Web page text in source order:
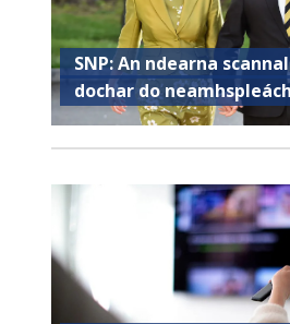
SNP: An ndearna
dochar do